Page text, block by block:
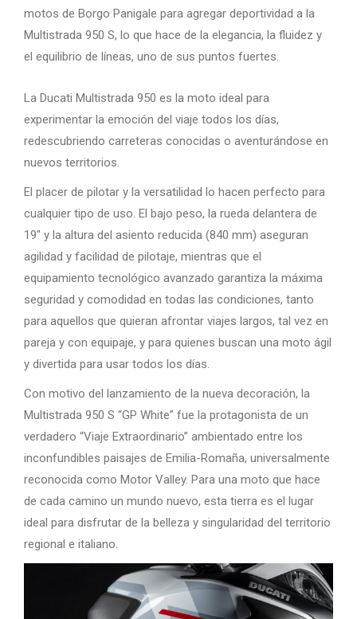
motos de Borgo Panigale para agregar deportividad a la
Multistrada 950 S, lo que hace de la elegancia, la fluidez y
el equilibrio de líneas, uno de sus puntos fuertes.
La Ducati Multistrada 950 es la moto ideal para
experimentar la emoción del viaje todos los días,
redescubriendo carreteras conocidas o aventurándose en
nuevos territorios.
El placer de pilotar y la versatilidad lo hacen perfecto para
cualquier tipo de uso. El bajo peso, la rueda delantera de
19″ y la altura del asiento reducida (840 mm) aseguran
agilidad y facilidad de pilotaje, mientras que el
equipamiento tecnológico avanzado garantiza la máxima
seguridad y comodidad en todas las condiciones, tanto
para aquellos que quieran afrontar viajes largos, tal vez en
pareja y con equipaje, y para quienes buscan una moto ágil
y divertida para usar todos los días.
Con motivo del lanzamiento de la nueva decoración, la
Multistrada 950 S “GP White” fue la protagonista de un
verdadero “Viaje Extraordinario” ambientado entre los
inconfundibles paisajes de Emilia-Romaña, universalmente
reconocida como Motor Valley. Para una moto que hace
de cada camino un mundo nuevo, esta tierra es el lugar
ideal para disfrutar de la belleza y singularidad del territorio
regional e italiano.